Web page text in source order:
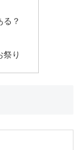
る？
祭り